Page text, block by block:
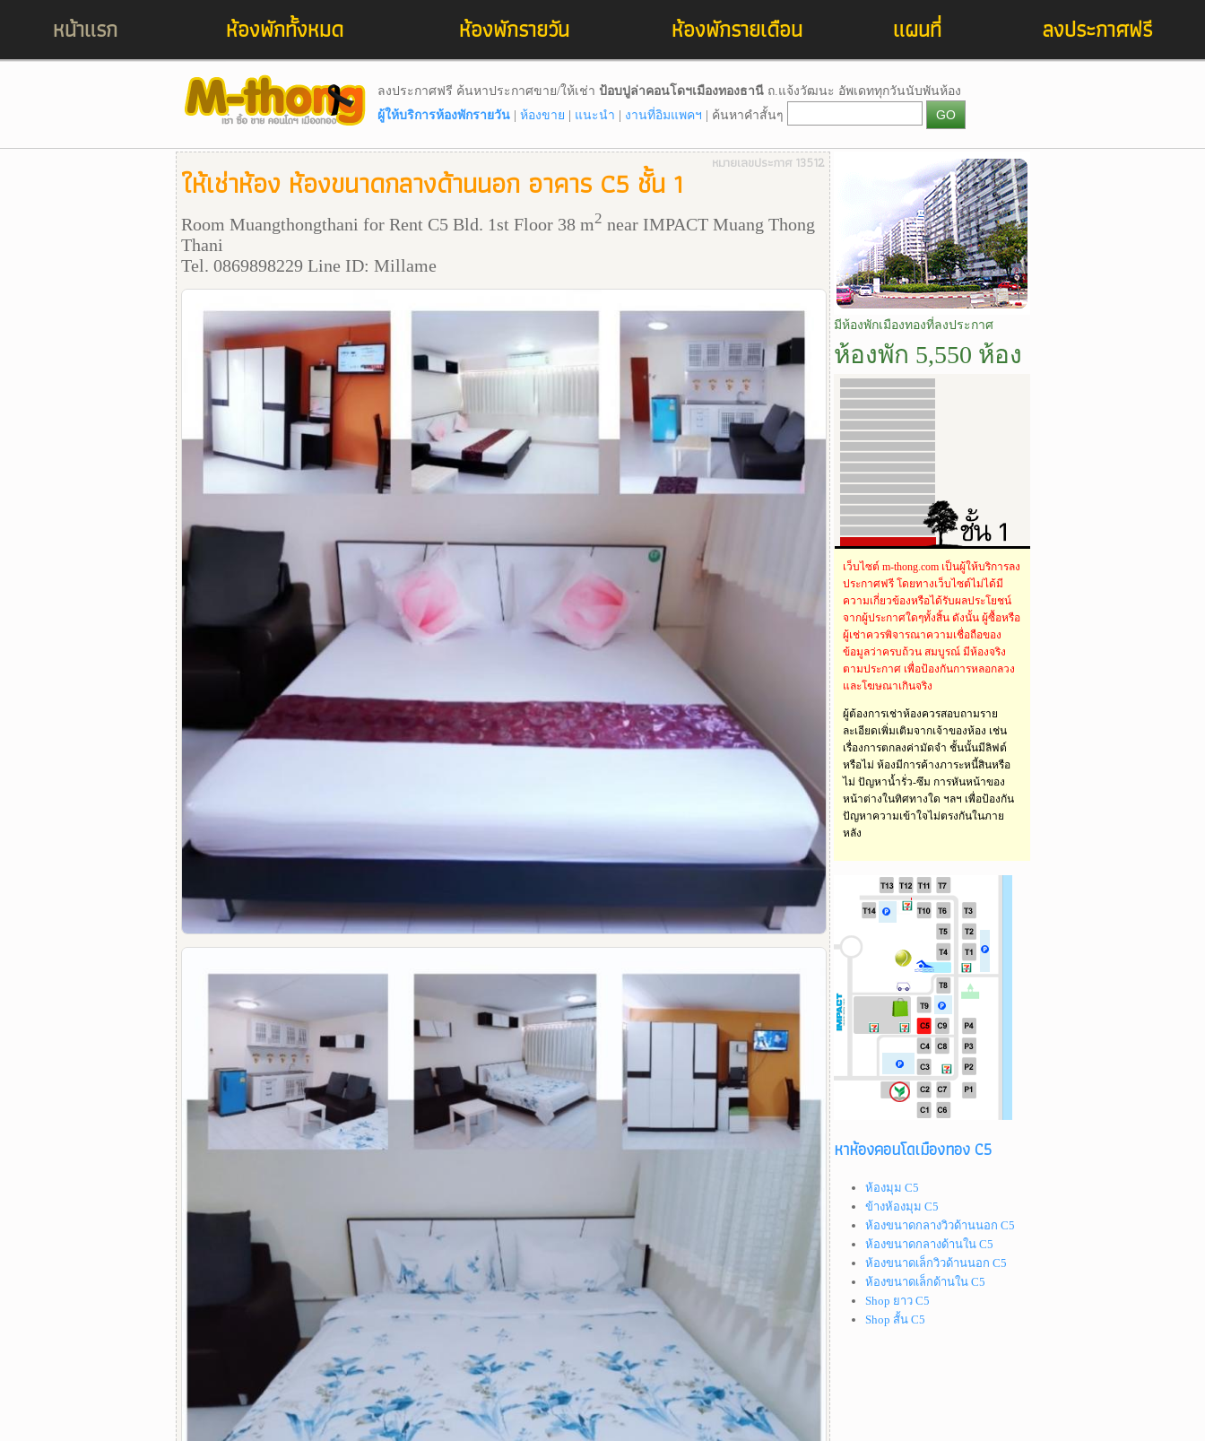
หน้าแรก ห้องพักทั้งหมด ห้องพักรายวัน ห้องพักรายเดือน แผนที่ ลงประกาศฟรี
ลงประกาศฟรี ค้นหาประกาศขาย/ให้เช่า ป้อบปูล่าคอนโดฯเมืองทองธานี ถ.แจ้งวัฒนะ อัพเดททุกวันนับพันห้อง
ผู้ให้บริการห้องพักรายวัน
ห้องขาย แนะนำ งานที่อิมแพคฯ | ค้นหาคำสั้นๆ
ให้เช่าห้อง ห้องขนาดกลางด้านนอก อาคาร C5 ชั้น 1 หมายเลขประกาศ 13512
Room Muangthongthani for Rent C5 Bld. 1st Floor 38 m2 near IMPACT Muang Thong
Thani
Tel. 0869898229 Line ID: Millame
มีห้องพักเมืองทองที่ลงประกาศ
ห้องพัก 5,550 ห้อง
เว็บไซต์ m-thong.com เป็นผู้ให้บริการลง
ประกาศฟรี โดยทางเว็บไซต์ไม่ได้มี
ความเกี่ยวข้องหรือได้รับผลประโยชน์
จากผู้ประกาศใดๆทั้งสิ้น ดังนั้น ผู้ซื้อหรือ
ผู้เช่าควรพิจารณาความเชื่อถือของ
ข้อมูลว่าครบถ้วน สมบูรณ์ มีห้องจริง
ตามประกาศ เพื่อป้องกันการหลอกลวง
และโฆษณาเกินจริง
ผู้ต้องการเช่าห้องควรสอบถามราย
ละเอียดเพิ่มเติมจากเจ้าของห้อง เช่น
เรื่องการตกลงค่ามัดจำ ชั้นนั้นมีลิฟต์
หรือไม่ ห้องมีการค้างภาระหนี้สินหรือ
ไม่ ปัญหาน้ำรั่ว-ซึม การหันหน้าของ
หน้าต่างในทิศทางใด ฯลฯ เพื่อป้องกัน
ปัญหาความเข้าใจไม่ตรงกันในภาย
หลัง
หาห้องคอนโดเมืองทอง C5
ห้องมุม C5
ข้างห้องมุม C5
ห้องขนาดกลางวิวด้านนอก C5
ห้องขนาดกลางด้านใน C5
ห้องขนาดเล็กวิวด้านนอก C5
ห้องขนาดเล็กด้านใน C5
Shop ยาว C5
Shop สั้น C5